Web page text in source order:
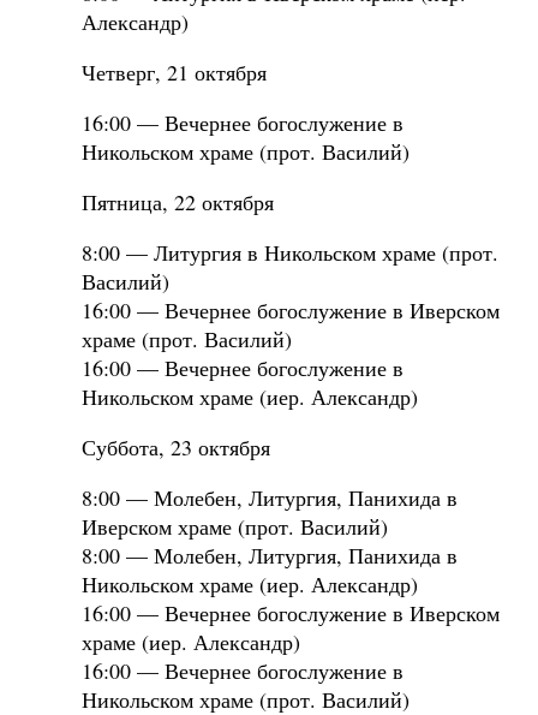
Александр)
Четверг, 21 октября
16:00 — Вечернее богослужение в
Никольском храме (прот. Василий)
Пятница, 22 октября
8:00 — Литургия в Никольском храме (прот.
Василий)
16:00 — Вечернее богослужение в Иверском
храме (прот. Василий)
16:00 — Вечернее богослужение в
Никольском храме (иер. Александр)
Суббота, 23 октября
8:00 — Молебен, Литургия, Панихида в
Иверском храме (прот. Василий)
8:00 — Молебен, Литургия, Панихида в
Никольском храме (иер. Александр)
16:00 — Вечернее богослужение в Иверском
храме (иер. Александр)
16:00 — Вечернее богослужение в
Никольском храме (прот. Василий)